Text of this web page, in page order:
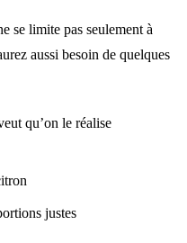
se limite pas seulement à
aussi besoin de quelques
qu’on le réalise
justes